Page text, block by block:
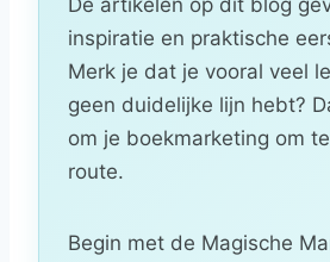
inspiratie en praktische
Merk je dat je vooral veel
geen duidelijke lijn hebt?
om je boekmarketing om
route.
Begin met de Magische